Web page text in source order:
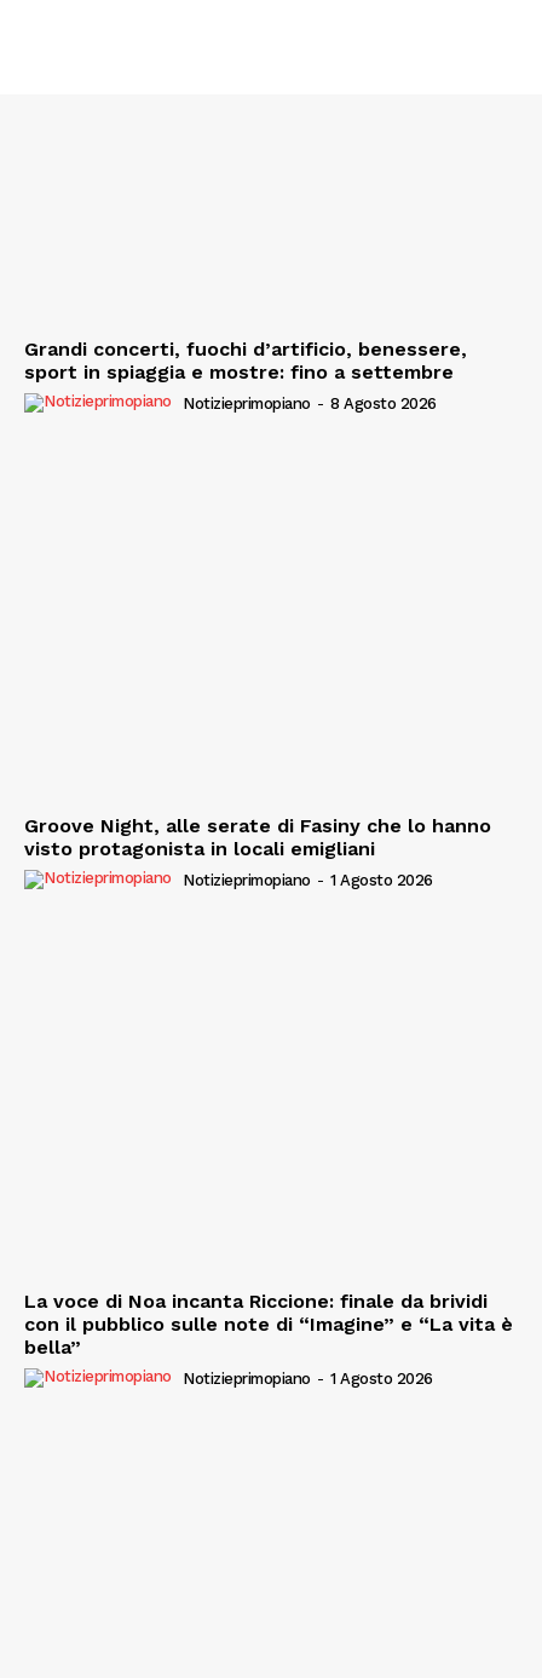
Grandi concerti, fuochi d’artificio, benessere,
sport in spiaggia e mostre: fino a settembre
Notizieprimopiano - 8 Agosto 2026
Groove Night, alle serate di Fasiny che lo hanno
visto protagonista in locali emigliani
Notizieprimopiano - 1 Agosto 2026
La voce di Noa incanta Riccione: finale da brividi
con il pubblico sulle note di “Imagine” e “La vita è
bella”
Notizieprimopiano - 1 Agosto 2026